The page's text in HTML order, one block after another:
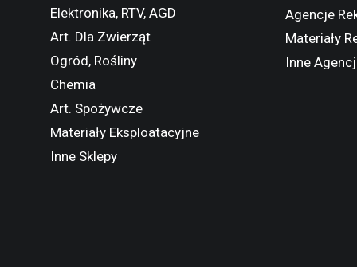
Elektronika, RTV, AGD
Art. Dla Zwierząt
Ogród, Rośliny
Chemia
Art. Spożywcze
Materiały Eksploatacyjne
Inne Sklepy
Agencje
Materiały
Inne